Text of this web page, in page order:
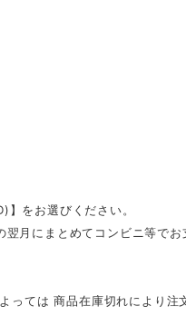
をお選びください。
月にまとめてコンビニ等で
っては 商品在庫切れにより